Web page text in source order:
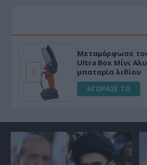
Μεταμόρφωσε
Ultra Box Μίνι
μπαταρία λιθίου
ΑΓΟΡΑΣΕ ΤΟ